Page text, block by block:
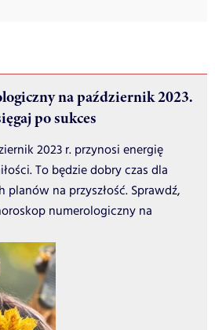
na październik 2023.
po sukces
2023 r. przynosi energię
To będzie dobry czas dla
na przyszłość. Sprawdź,
numerologiczny na